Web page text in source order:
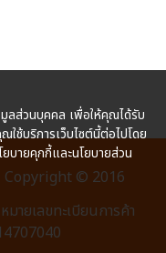
Copyright © 2016
ยเลขทะเบียนการค้า
ลส่วนบุคคล เพื่อให้คุณได้รับ
ใช้บริการเว็บไซต์นี้ต่อไปโดย
บายคุกกี้และนโยบายส่วน